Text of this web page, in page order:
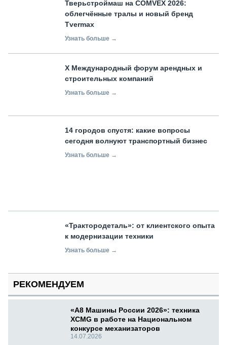
Тверьстроймаш на COMVEX 2026:
облегчённые тралы и новый бренд
Tvermax
Узнать больше →
X Международный форум арендных и
строительных компаний
Узнать больше →
14 городов спустя: какие вопросы
сегодня волнуют транспортный бизнес
Узнать больше →
«Трактородеталь»: от клиентского опыта
к модернизации техники
Узнать больше →
РЕКОМЕНДУЕМ
«А8 Машины России 2026»: техника
XCMG в работе на Национальном
конкурсе механизаторов
14.07.2026